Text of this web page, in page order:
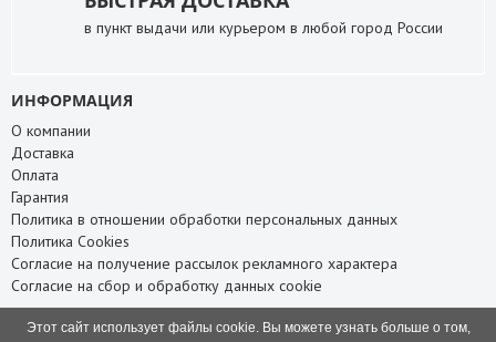
в пункт выдачи или курьером в любой город России
ИНФОРМАЦИЯ
О компании
Доставка
Оплата
Гарантия
Политика в отношении обработки персональных данных
Политика Cookies
Согласие на получение рассылок рекламного характера
Согласие на сбор и обработку данных cookie
Этот сайт использует файлы cookie. Вы можете узнать больше о том,